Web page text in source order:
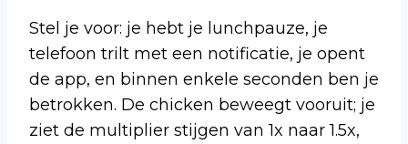
Stel je voor: je hebt je lunchpauze, je
telefoon trilt met een notificatie, je opent
de app, en binnen enkele seconden ben je
betrokken. De chicken beweegt vooruit; je
ziet de multiplier stijgen van 1x naar 1.5x,